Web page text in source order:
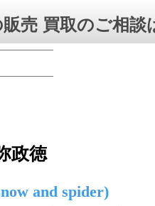
販売 買取のご相
政徳
and spider)